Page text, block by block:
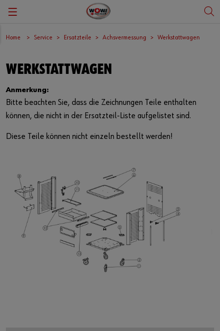
Zurück
Klimaservice
Diagnosehardware
Remote Diagnose
Batterie Check
Zurück
Automatisierung
Zurück
Investitionssofortprogramm
Zurück
Support | Hotline
Downloadcenter
Rücknahme Elektroaltgeräte
Serviceanfrage stellen
Zurück
Compliance
Messen und Veranstaltungen
Zurück
Zurück
Home Service Ersatzteile Achsvermessung Werkstattwagen
WERKSTATTWAGEN
Anmerkung:
Bitte beachten Sie, dass die Zeichnungen Teile enthalten
können, die nicht in der Ersatzteil-Liste aufgelistet sind.
Diese Teile können nicht einzeln bestellt werden!